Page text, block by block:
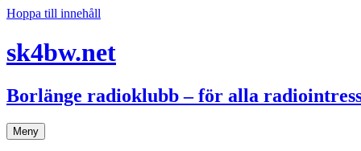
Hoppa till innehåll
sk4bw.net
Borlänge radioklubb – för alla
Meny